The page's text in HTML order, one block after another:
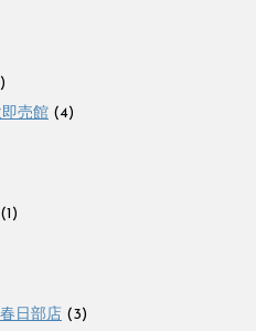
売館 (4)
(1)
日部店 (3)